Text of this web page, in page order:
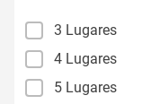
3 Lugares
4 Lugares
5 Lugares